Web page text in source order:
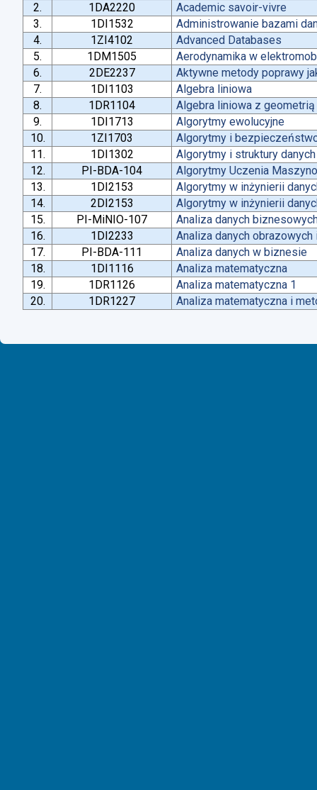
2.
1DA2220
Academic savoir-vivre
3.
1DI1532
Administrowanie bazami
4.
1ZI4102
Advanced Databases
5.
1DM1505
Aerodynamika w
6.
2DE2237
Aktywne metody poprawy
7.
1DI1103
Algebra liniowa
8.
1DR1104
Algebra liniowa z geometrią
9.
1DI1713
Algorytmy ewolucyjne
10.
1ZI1703
Algorytmy i
11.
1DI1302
Algorytmy i struktury danych
12.
PI-BDA-104
Algorytmy Uczenia
13.
1DI2153
Algorytmy w inżynierii
14.
2DI2153
Algorytmy w inżynierii
15.
PI-MiNIO-107
Analiza danych
16.
1DI2233
Analiza danych
17.
PI-BDA-111
Analiza danych w biznesie
18.
1DI1116
Analiza matematyczna
19.
1DR1126
Analiza matematyczna 1
20.
1DR1227 Analiza matematyczna i